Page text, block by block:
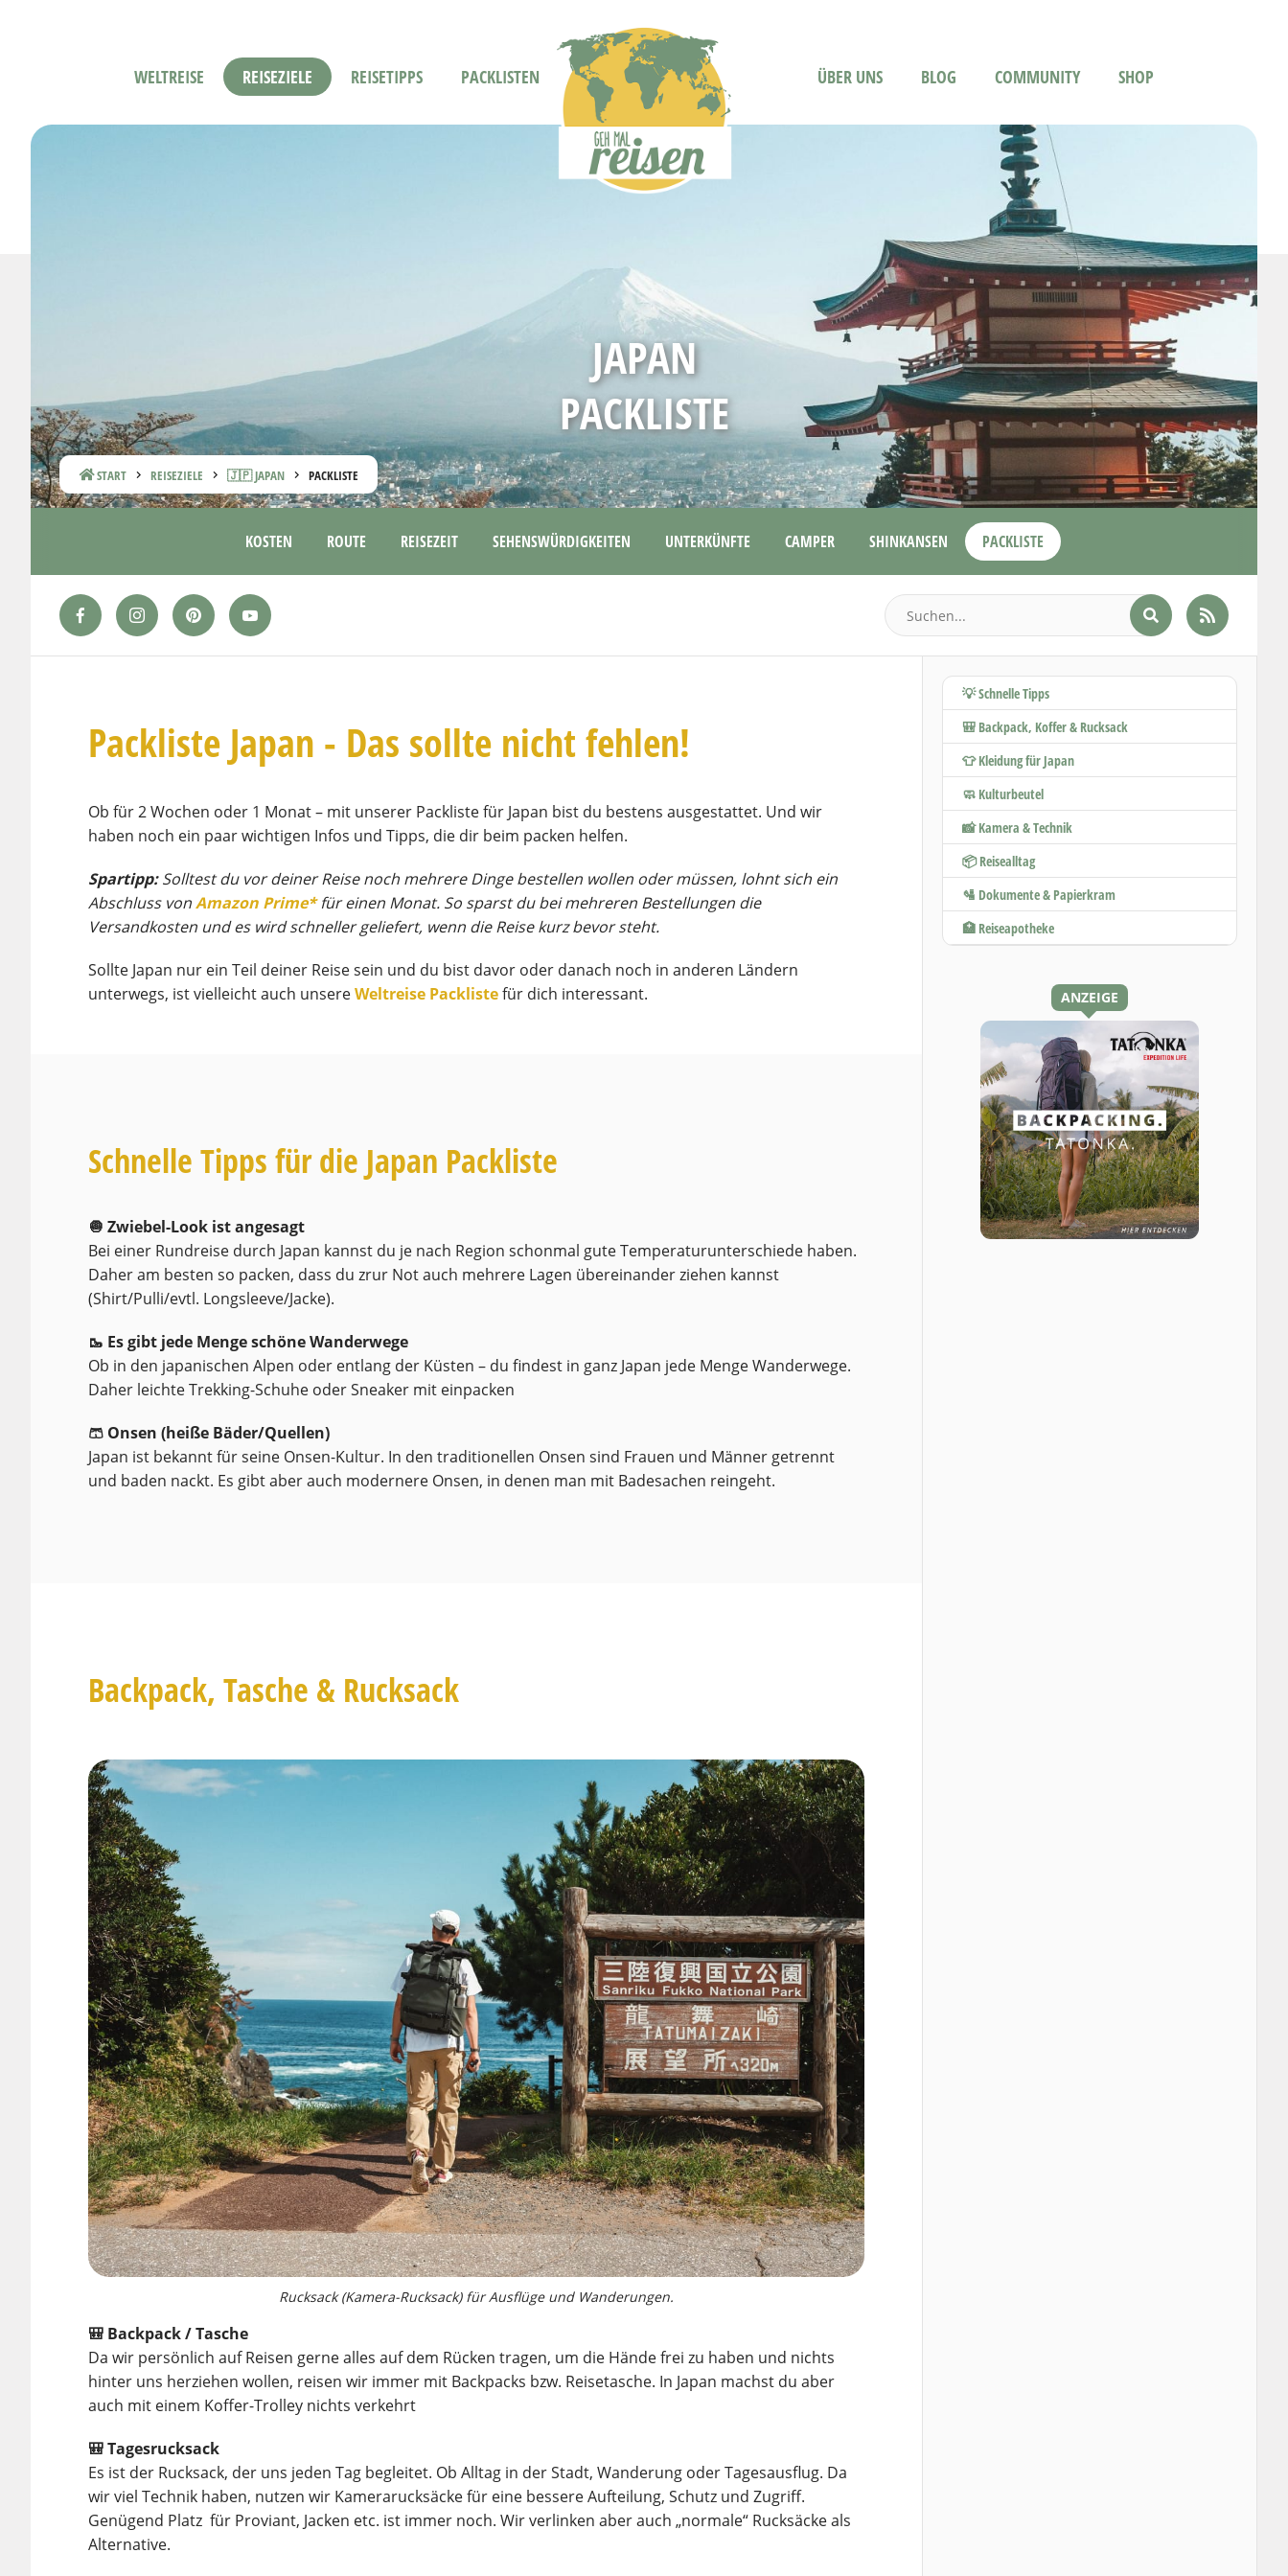
WELTREISE REISEZIELE REISETIPPS PACKLISTEN ÜBER UNS BLOG COMMUNITY SHOP
JAPAN
PACKLISTE
START REISEZIELE 🇯🇵 JAPAN PACKLISTE
KOSTEN ROUTE REISEZEIT SEHENSWÜRDIGKEITEN UNTERKÜNFTE CAMPER SHINKANSEN PACKLISTE
Packliste Japan - Das sollte nicht fehlen!
Ob für 2 Wochen oder 1 Monat – mit unserer Packliste für Japan bist du bestens ausgestattet. Und wir
haben noch ein paar wichtigen Infos und Tipps, die dir beim packen helfen.
Spartipp:Solltest du vor deiner Reise noch mehrere Dinge bestellen wollen oder müssen, lohnt sich ein
Abschluss vonAmazon Prime*für einen Monat. So sparst du bei mehreren Bestellungen die
Versandkosten und es wird schneller geliefert, wenn die Reise kurz bevor steht.
Sollte Japan nur ein Teil deiner Reise sein und du bist davor oder danach noch in anderen Ländern
unterwegs, ist vielleicht auch unsereWeltreise Packlistefür dich interessant.
Schnelle Tipps für die Japan Packliste
🧅 Zwiebel-Look ist angesagt
Bei einer Rundreise durch Japan kannst du je nach Region schonmal gute Temperaturunterschiede haben.
Daher am besten so packen, dass du zrur Not auch mehrere Lagen übereinander ziehen kannst
(Shirt/Pulli/evtl. Longsleeve/Jacke).
🥾 Es gibt jede Menge schöne Wanderwege
Ob in den japanischen Alpen oder entlang der Küsten – du findest in ganz Japan jede Menge Wanderwege.
Daher leichte Trekking-Schuhe oder Sneaker mit einpacken
🩳 Onsen (heiße Bäder/Quellen)
Japan ist bekannt für seine Onsen-Kultur. In den traditionellen Onsen sind Frauen und Männer getrennt
und baden nackt. Es gibt aber auch modernere Onsen, in denen man mit Badesachen reingeht.
Backpack, Tasche & Rucksack
Rucksack (Kamera-Rucksack) für Ausflüge und Wanderungen.
🎒 Backpack / Tasche
Da wir persönlich auf Reisen gerne alles auf dem Rücken tragen, um die Hände frei zu haben und nichts
hinter uns herziehen wollen, reisen wir immer mit Backpacks bzw. Reisetasche. In Japan machst du aber
auch mit einem Koffer-Trolley nichts verkehrt
🎒 Tagesrucksack
Es ist der Rucksack, der uns jeden Tag begleitet. Ob Alltag in der Stadt, Wanderung oder Tagesausflug. Da
wir viel Technik haben, nutzen wir Kamerarucksäcke für eine bessere Aufteilung, Schutz und Zugriff.
Genügend Platz für Proviant, Jacken etc. ist immer noch. Wir verlinken aber auch „normale“ Rucksäcke als
Alternative.
💡 Schnelle Tipps
🎒 Backpack, Koffer & Rucksack
👕 Kleidung für Japan
🧼 Kulturbeutel
📸 Kamera & Technik
📦 Reisealltag
🛂 Dokumente & Papierkram
🏥 Reiseapotheke
ANZEIGE